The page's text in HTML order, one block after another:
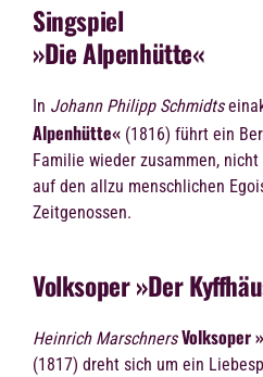
Singspiel
»Die Alpenhütte«
In Johann Philipp Schmidts
Alpenhütte« (1816) führt ein
Familie wieder zusammen,
auf den allzu menschlichen
Zeitgenossen.
Volksoper »Der
Heinrich Marschners Volksoper
(1817) dreht sich um ein